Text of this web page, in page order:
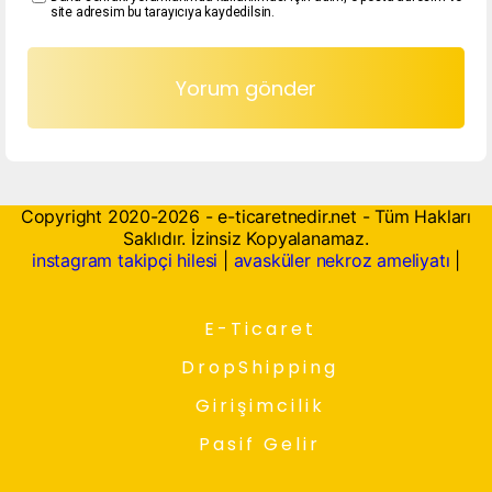
site adresim bu tarayıcıya kaydedilsin.
Copyright 2020-2026 - e-ticaretnedir.net - Tüm Hakları
Saklıdır. İzinsiz Kopyalanamaz.
instagram takipçi hilesi
avasküler nekroz ameliyatı
E-Ticaret
DropShipping
Girişimcilik
Pasif Gelir